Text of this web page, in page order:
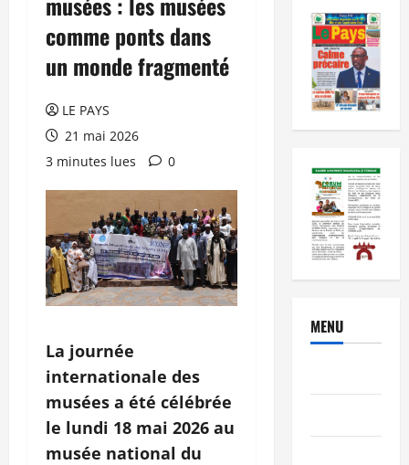
comme ponts dans
un monde fragmenté
LE PAYS
21 mai 2026
3 minutes lues
0
La journée
internationale des
musées a été célébrée
le lundi 18 mai 2026 au
musée national du
MENU